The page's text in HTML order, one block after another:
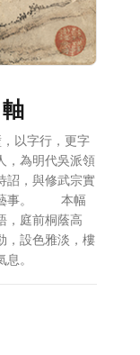
以字行，更字
，為明代吳派領
詔，與修武宗實
藝事。 本幅
，庭前桐蔭高
，設色雅淡，樓
。